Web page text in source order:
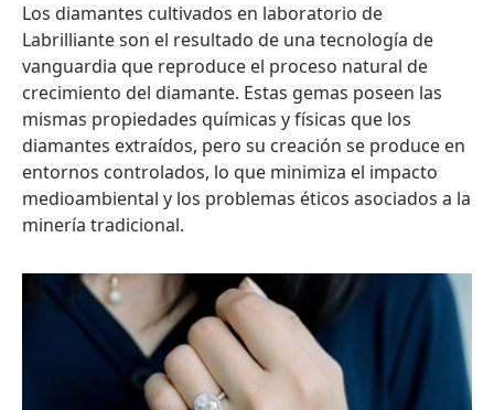
Los diamantes cultivados en laboratorio de
Labrilliante son el resultado de una tecnología de
vanguardia que reproduce el proceso natural de
crecimiento del diamante. Estas gemas poseen las
mismas propiedades químicas y físicas que los
diamantes extraídos, pero su creación se produce en
entornos controlados, lo que minimiza el impacto
medioambiental y los problemas éticos asociados a la
minería tradicional.